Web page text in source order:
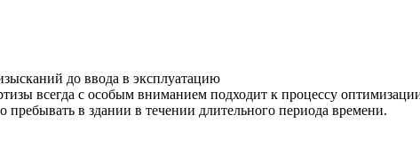
до ввода в эксплуатацию
всегда с особым вниманием подходит к процессу
в здании в течении длительного периода времени.